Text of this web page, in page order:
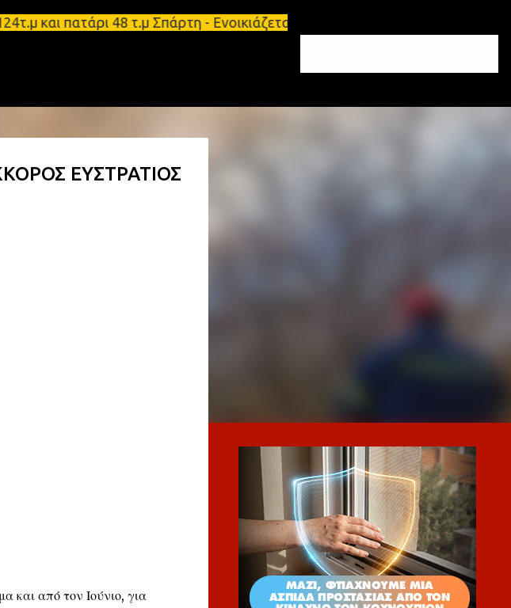
περιεχόμενο
πατάρι 48 τ.μ Σπάρτη - Ενοικιάζεται επιπλωμένο διαμέρισμα
ΕΥΣΤΡΑΤΙΟΣ
και από τον Ιούνιο, για